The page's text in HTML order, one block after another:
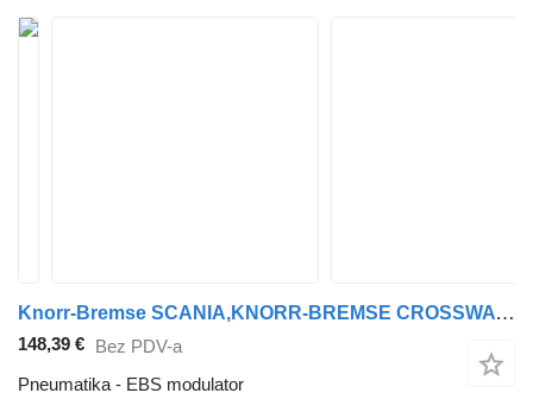
Knorr-Bremse SCANIA,KNORR-BREMSE CROSSWAY (01.06-) K050214 EBS modulator za Irisbus Arway, Crossway, Crealis, Magelys, Proway, Daily Tourys (2006-) autobusa
148,39 € Bez PDV-a
Pneumatika - EBS modulator